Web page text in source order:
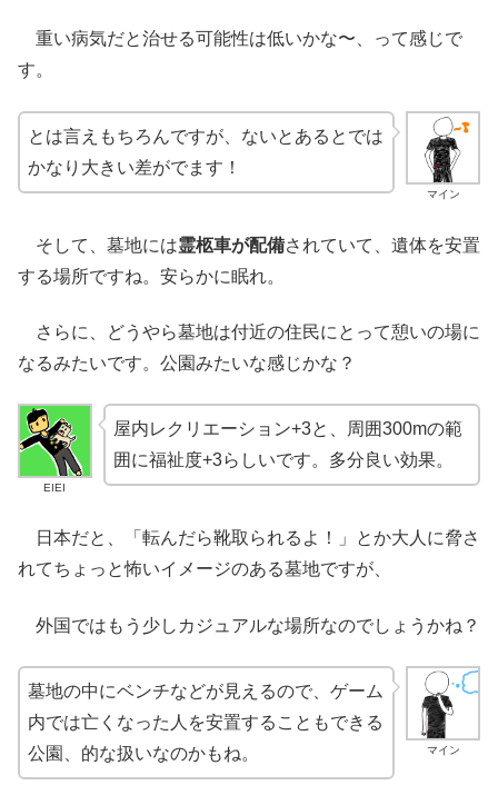
重い病気だと治せる可能性は低いかな〜、って感じで
す。
マイン
とは言えもちろんですが、ないとあるとでは
かなり大きい差がでます！
そして、墓地には霊柩車が配備されていて、遺体を安置
する場所ですね。安らかに眠れ。
さらに、どうやら墓地は付近の住民にとって憩いの場に
なるみたいです。公園みたいな感じかな？
EIEI
屋内レクリエーション+3と、周囲300mの範
囲に福祉度+3らしいです。多分良い効果。
日本だと、「転んだら靴取られるよ！」とか大人に脅さ
れてちょっと怖いイメージのある墓地ですが、
外国ではもう少しカジュアルな場所なのでしょうかね？
マイン
墓地の中にベンチなどが見えるので、ゲーム
内では亡くなった人を安置することもできる
公園、的な扱いなのかもね。